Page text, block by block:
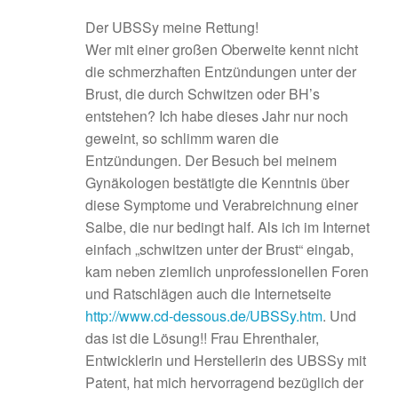
Der UBSSy meine Rettung!
Wer mit einer großen Oberweite kennt nicht
die schmerzhaften Entzündungen unter der
Brust, die durch Schwitzen oder BH’s
entstehen? Ich habe dieses Jahr nur noch
geweint, so schlimm waren die
Entzündungen. Der Besuch bei meinem
Gynäkologen bestätigte die Kenntnis über
diese Symptome und Verabreichnung einer
Salbe, die nur bedingt half. Als ich im Internet
einfach „schwitzen unter der Brust“ eingab,
kam neben ziemlich unprofessionellen Foren
und Ratschlägen auch die Internetseite
http://www.cd-dessous.de/UBSSy.htm. Und
das ist die Lösung!! Frau Ehrenthaler,
Entwicklerin und Herstellerin des UBSSy mit
Patent, hat mich hervorragend bezüglich der